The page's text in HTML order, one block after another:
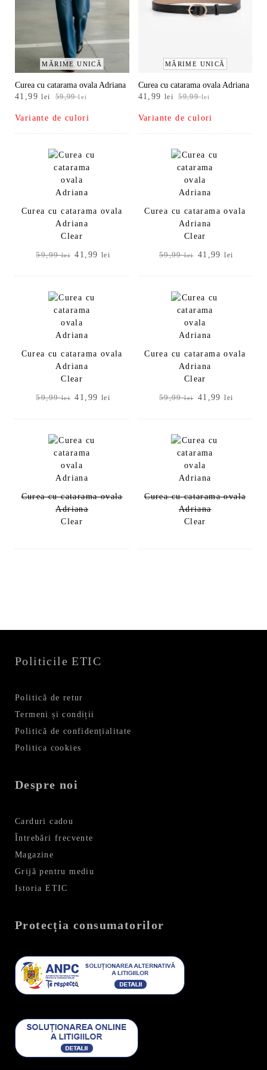
MĂRIME UNICĂ
Curea cu catarama ovala Adriana
59,99lei
Prețul
a
fost:
41,99lei
Prețul
este:
41,99 lei.
Variante de culori
Curea cu catarama ovala
Adriana
Clear
59,99lei Prețul
a
41,99 lei
este:
Curea cu catarama ovala
Adriana
Clear
59,99lei Prețul
a
41,99 lei
este:
Curea cu catarama ovala
Adriana
Clear
MĂRIME UNICĂ
Curea cu catarama ovala Adriana
59,99lei
Prețul
a
fost:
41,99 lei
Prețul
este:
41,99 lei.
Variante de culori
Curea cu catarama ovala
Adriana
Clear
59,99lei
Prețul
a
41,99lei
este:
Curea cu catarama ovala
Adriana
Clear
59,99lei
Prețul
a
41,99lei
este:
Curea cu catarama ovala
Adriana
Clear
Politicile ETIC
Politică de retur
Termeni și condiții
Politică de confidențialitate
Politica cookies
Despre noi
Carduri cadou
Întrebări frecvente
Magazine
Grijă pentru mediu
Istoria ETIC
Protecția consumatorilor